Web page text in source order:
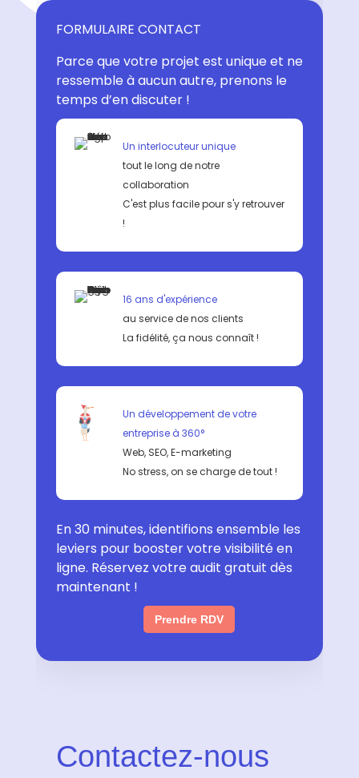
FORMULAIRE CONTACT
Parce que votre projet est unique et ne
ressemble à aucun autre, prenons le
temps d’en discuter !
Un interlocuteur unique
tout le long de notre
collaboration
C'est plus facile pour s'y retrouver
!
16 ans d'expérience
au service de nos clients
La fidélité, ça nous connaît !
Un développement de votre
entreprise à 360°
Web, SEO, E-marketing
No stress, on se charge de tout !
En 30 minutes, identifions ensemble les
leviers pour booster votre visibilité en
ligne. Réservez votre audit gratuit dès
maintenant !
Prendre RDV
Contactez-nous